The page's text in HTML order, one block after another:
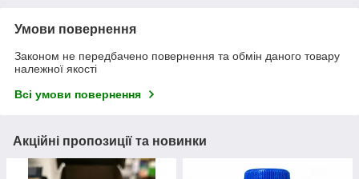
Умови повернення
Законом не передбачено повернення та обмін даного товару
належної якості
Всі умови повернення
Акційні пропозиції та новинки